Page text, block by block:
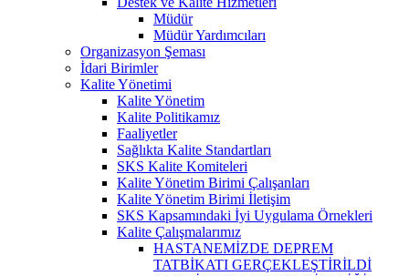
Müdür
Müdür Yardımcıları
Organizasyon Şeması
İdari Birimler
Kalite Yönetimi
Kalite Yönetim
Kalite Politikamız
Faaliyetler
Sağlıkta Kalite Standartları
SKS Kalite Komiteleri
Kalite Yönetim Birimi Çalışanları
Kalite Yönetim Birimi İletişim
SKS Kapsamındaki İyi Uygulama Örnekleri
Kalite Çalışmalarımız
HASTANEMİZDE DEPREM
TATBİKATI GERÇEKLEŞTİRİLDİ